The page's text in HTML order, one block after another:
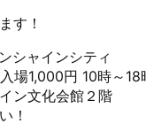
す！
シャインシティ
場1,000円 10時～
ン文化会館２階
！